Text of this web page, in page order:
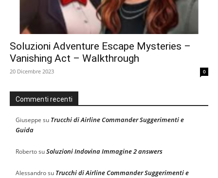
Soluzioni Adventure Escape Mysteries –
Vanishing Act – Walkthrough
20 Dicembre 2023 0
Commenti recenti
Giuseppe su Trucchi di Airline Commander Suggerimenti e
Guida
RobertosuSoluzioni Indovina Immagine 2 answers
Alessandrosu Trucchi di Airline Commander Suggerimenti e